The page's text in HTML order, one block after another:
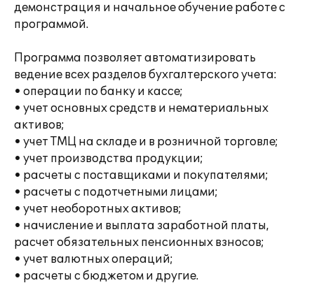
демонстрация и начальное обучение работе с
программой.
Программа позволяет автоматизировать
ведение всех разделов бухгалтерского учета:
• операции по банку и кассе;
• учет основных средств и нематериальных
активов;
• учет ТМЦ на складе и в розничной торговле;
• учет производства продукции;
• расчеты с поставщиками и покупателями;
• расчеты с подотчетными лицами;
• учет необоротных активов;
• начисление и выплата заработной платы,
расчет обязательных пенсионных взносов;
• учет валютных операций;
• расчеты с бюджетом и другие.